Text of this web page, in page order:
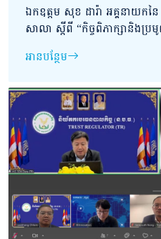
ឯកឧត្តម សុខ ដារ៉ា អគ្គនាយកន
សាលា ស្តីពី “កិច្ចពិភាក្សានិងប្
ផ្តើមក្នុងការបង្កើតសមាគមបរធន
អានបន្ថែម